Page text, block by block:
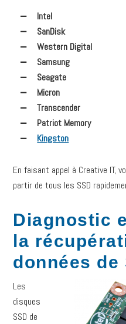
Intel
SanDisk
Western Digital
Samsung
Seagate
Micron
Transcender
Patriot Memory
Kingston
En faisant appel à Creative IT,
partir de tous les SSD
Diagnostic
la
données de
Les
disques
SSD de